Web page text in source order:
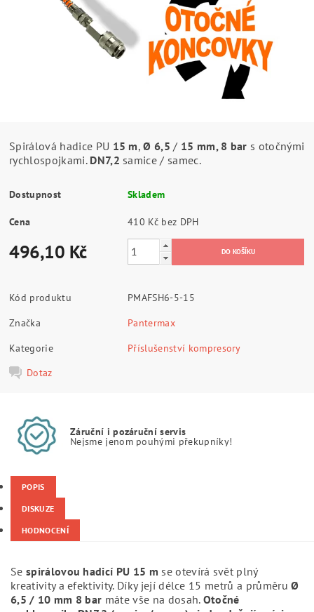
Spirálová hadice PU 15 m,Ø 6,5 / 15 mm, 8 bar s otočnými
rychlospojkami. DN7,2 samice / samec.
Dostupnost Skladem
Cena 410 Kč bez DPH
496,10 Kč
Kód produktu
PMAFSH6-5-15
Značka
Pantermax
Kategorie
Příslušenství kompresory
Dotaz
Záruční i pozáruční servis
Nejsme jenom pouhými překupníky!
POPIS
DISKUZE
HODNOCENÍ
Se spirálovou hadicí PU 15 m se otevírá svět plný
kreativity a efektivity. Díky její délce 15 metrů a průměruØ
6,5 / 10 mm 8 bar máte vše na dosah. Otočné